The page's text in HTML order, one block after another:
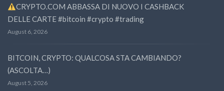
CRYPTO.COM ABBASSA DI NUOVO I CASHBACK
DELLE CARTE #bitcoin #crypto #trading
August 6, 2026
BITCOIN, CRYPTO: QUALCOSA STA CAMBIANDO?
(ASCOLTA…)
August 5, 2026